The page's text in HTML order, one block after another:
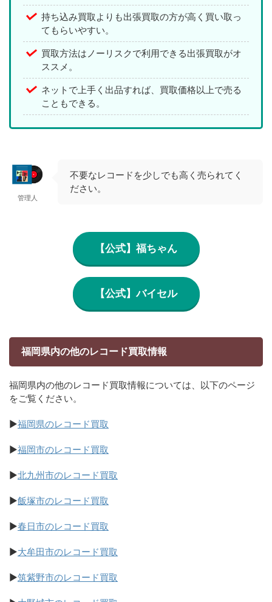
持ち込み買取よりも出張買取の方が高く買い取っ
てもらいやすい。
買取方法はノーリスクで利用できる出張買取がオ
ススメ。
ネットで上手く出品すれば、買取価格以上で売る
こともできる。
管理人
不要なレコードを少しでも高く売られてく
ださい。
【公式】福ちゃん
【公式】バイセル
福岡県内の他のレコード買取情報
福岡県内の他のレコード買取情報については、以下のページ
をご覧ください。
▶福岡県のレコード買取
▶福岡市のレコード買取
▶北九州市のレコード買取
▶飯塚市のレコード買取
▶春日市のレコード買取
▶大牟田市のレコード買取
▶筑紫野市のレコード買取